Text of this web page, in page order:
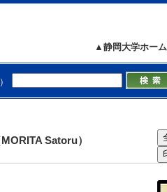
▲静岡大学ホーム
Satoru）